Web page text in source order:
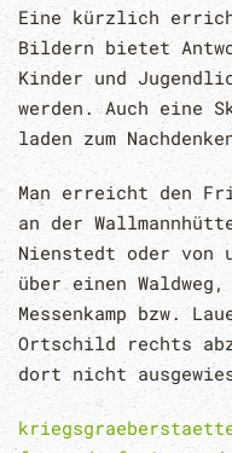
Eine kürzlich
Bildern bietet
Kinder und
werden. Auch eine
laden zum
Man erreicht den
an der
Nienstedt oder von
über einen
Messenkamp bzw.
Ortschild rechts
dort nicht